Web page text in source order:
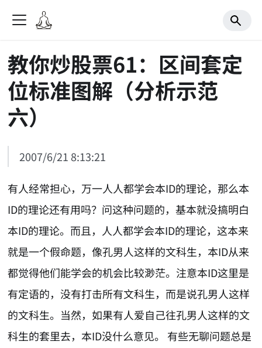
教你炒股票61：区间套定
位标准图解（分析示范
六）
2007/6/21 8:13:21
有人经常担心，万一人人都学会本ID的理论，那么本
ID的理论还有用吗？问这种问题的，基本就没搞明白
本ID的理论。而且，人人都学会本ID的理论，这本来
就是一个假命题，像孔男人这样的文科生，本ID从来
都觉得他们能学会的机会比较渺茫。注意本ID这里是
有定语的，没有打击所有文科生，而是说孔男人这样
的文科生。当然，如果有人爱自己往孔男人这样的文
科生的套里去，本ID没什么意见。 有些无聊问题总是